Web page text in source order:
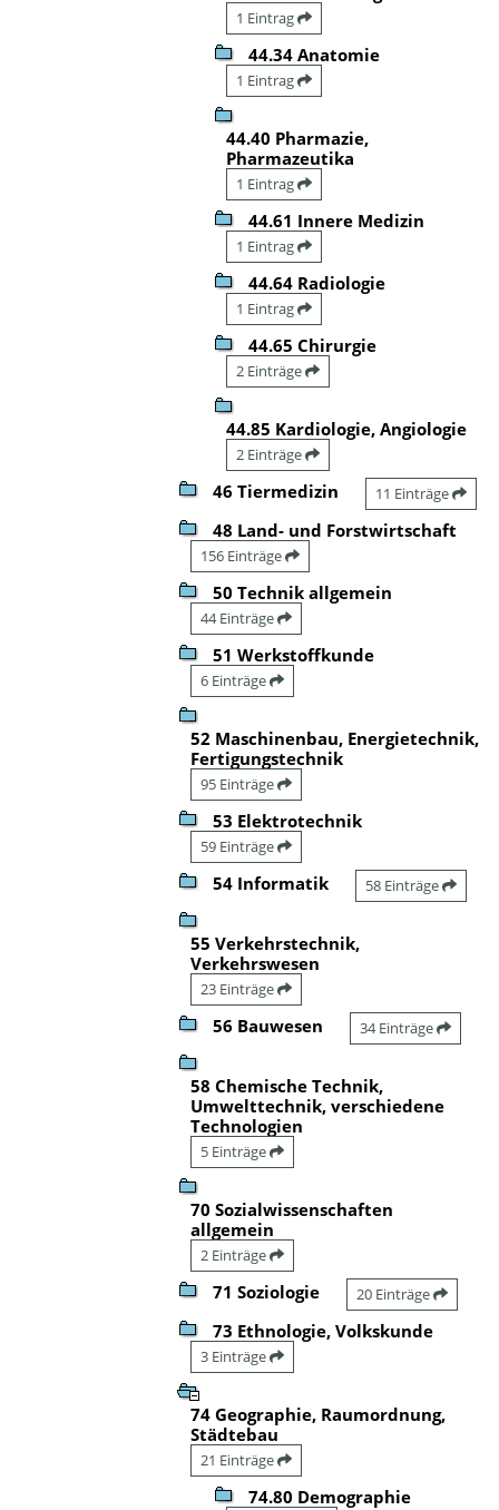
1 Eintrag
44.34 Anatomie
1 Eintrag
44.40 Pharmazie,
Pharmazeutika
1 Eintrag
44.61 Innere Medizin
1 Eintrag
44.64 Radiologie
1 Eintrag
44.65 Chirurgie
2 Einträge
44.85 Kardiologie, Angiologie
2 Einträge
46 Tiermedizin 11 Einträge
48 Land- und Forstwirtschaft
156 Einträge
50 Technik allgemein
44 Einträge
51 Werkstoffkunde
6 Einträge
52 Maschinenbau, Energietechnik,
Fertigungstechnik
95 Einträge
53 Elektrotechnik
59 Einträge
54 Informatik 58 Einträge
55 Verkehrstechnik,
Verkehrswesen
23 Einträge
56 Bauwesen 34 Einträge
58 Chemische Technik,
Umwelttechnik, verschiedene
Technologien
5 Einträge
70 Sozialwissenschaften
allgemein
2 Einträge
71 Soziologie 20 Einträge
73 Ethnologie, Volkskunde
3 Einträge
74 Geographie, Raumordnung,
Städtebau
21 Einträge
74.80 Demographie